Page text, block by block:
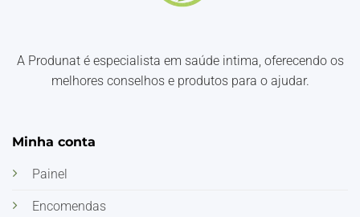
A Produnat é especialista em saúde intima, oferecendo os
melhores conselhos e produtos para o ajudar.
Minha conta
Painel
Encomendas